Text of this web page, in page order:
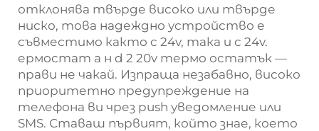
отклонява твърде високо или твърде
ниско, това надеждно устройство е
съвместимо както с 24v, така и с 24v.
ермостат а н d 2 20v термо остатък —
прави не чакай. Изпраща незабавно, високо
приоритетно предупреждение на
телефона ви чрез push уведомление или
SMS. Ставаш първият, който знае, което